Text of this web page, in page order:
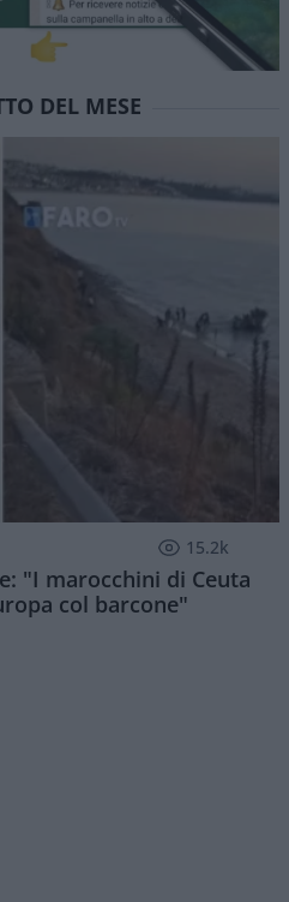
DEL MESE
15.2k
"I marocchini di Ceuta
col barcone"